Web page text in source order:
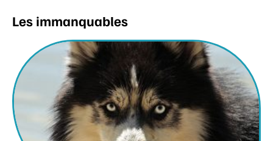
Les immanquables